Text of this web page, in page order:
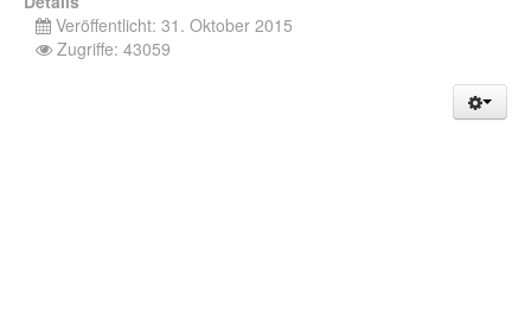
Veröffentlicht: 31. Oktober 2015
Zugriffe: 43059